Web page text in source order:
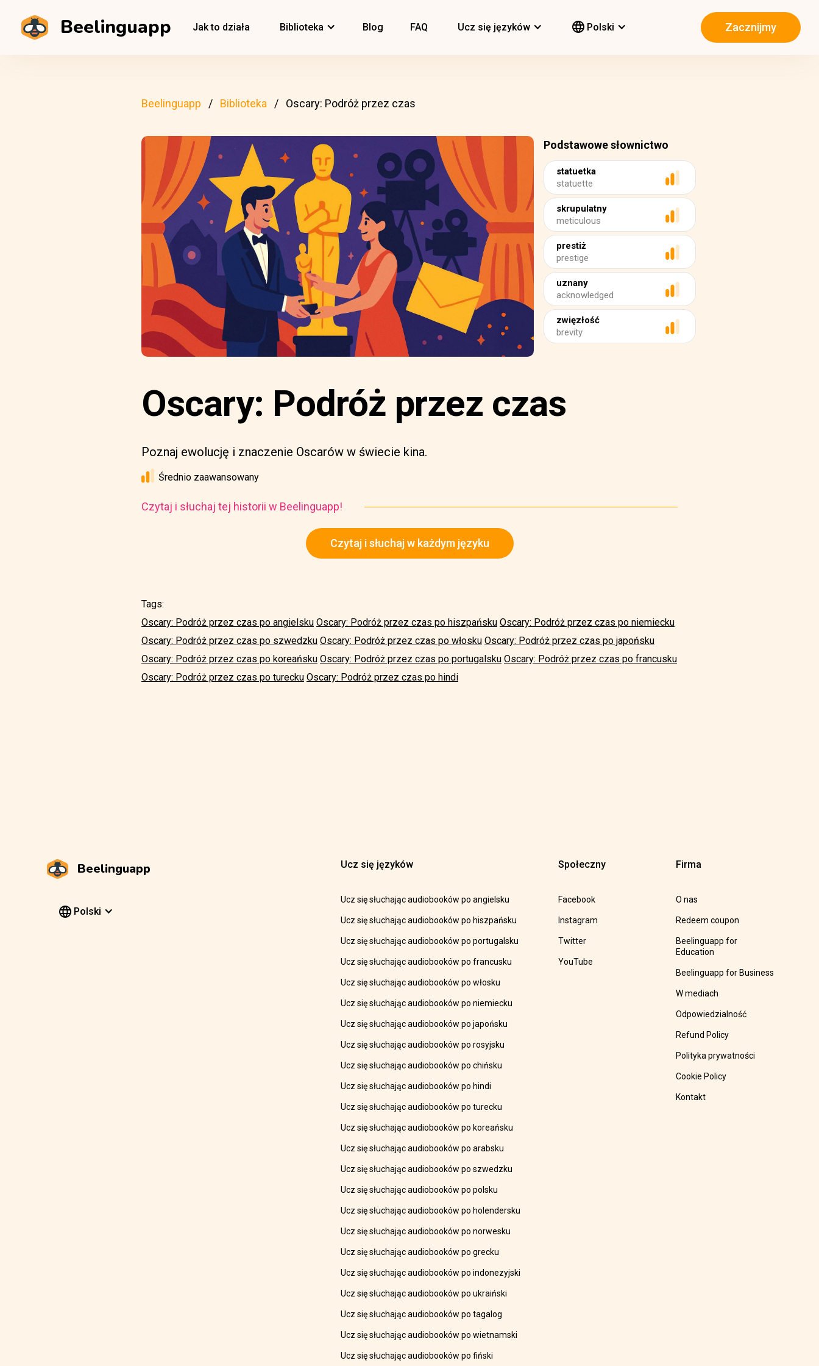
Beelinguapp Jak to działa Biblioteka Blog FAQ Ucz się języków Polski Zacznijmy
Beelinguapp Biblioteka Oscary: Podróż przez czas
Podstawowe słownictwo
statuetka
statuette
skrupulatny
meticulous
prestiż
prestige
uznany
acknowledged
zwięzłość
brevity
Oscary: Podróż przez czas
Poznaj ewolucję i znaczenie Oscarów w świecie kina.
Średnio zaawansowany
Czytaj i słuchaj tej historii w Beelinguapp!
Czytaj i słuchaj w każdym języku
Tags:
Oscary: Podróż przez czas po angielsku Oscary: Podróż przez czas po hiszpańsku Oscary: Podróż przez czas po niemiecku
Oscary: Podróż przez czas po szwedzku Oscary: Podróż przez czas po włosku Oscary: Podróż przez czas po japońsku
Oscary: Podróż przez czas po koreańsku Oscary: Podróż przez czas po portugalsku Oscary: Podróż przez czas po francusku
Oscary: Podróż przez czas po turecku Oscary: Podróż przez czas po hindi
Beelinguapp
Polski
Ucz się języków
Ucz się słuchając audiobooków po angielsku
Ucz się słuchając audiobooków po hiszpańsku
Ucz się słuchając audiobooków po portugalsku
Ucz się słuchając audiobooków po francusku
Ucz się słuchając audiobooków po włosku
Ucz się słuchając audiobooków po niemiecku
Ucz się słuchając audiobooków po japońsku
Ucz się słuchając audiobooków po rosyjsku
Ucz się słuchając audiobooków po chińsku
Ucz się słuchając audiobooków po hindi
Ucz się słuchając audiobooków po turecku
Ucz się słuchając audiobooków po koreańsku
Ucz się słuchając audiobooków po arabsku
Ucz się słuchając audiobooków po szwedzku
Ucz się słuchając audiobooków po polsku
Ucz się słuchając audiobooków po holendersku
Ucz się słuchając audiobooków po norwesku
Ucz się słuchając audiobooków po grecku
Ucz się słuchając audiobooków po indonezyjski
Ucz się słuchając audiobooków po ukraiński
Ucz się słuchając audiobooków po tagalog
Ucz się słuchając audiobooków po wietnamski
Ucz się słuchając audiobooków po fiński
Społeczny
Facebook
Instagram
Twitter
YouTube
Firma
O nas
Redeem coupon
Beelinguapp for
Education
Beelinguapp for Business
W mediach
Odpowiedzialność
Refund Policy
Polityka prywatności
Cookie Policy
Kontakt